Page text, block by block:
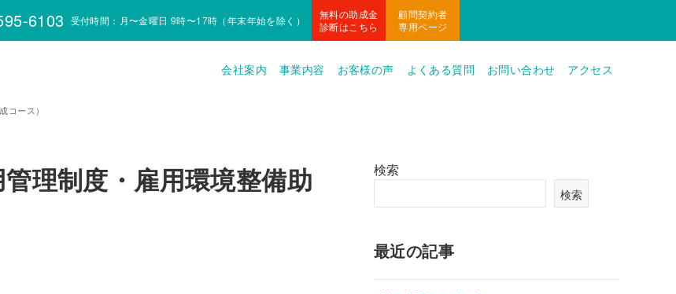
6103 受付時間：月〜金曜日 9時〜17時（年末年始を除く）
無料の助成金
診断はこちら
顧問契約者
専用ページ
会社案内 事業内容 お客様の声 よくある質問 お問い合わせ アクセス
コース）
理制度・雇用環境整備助
検索
検索
最近の記事